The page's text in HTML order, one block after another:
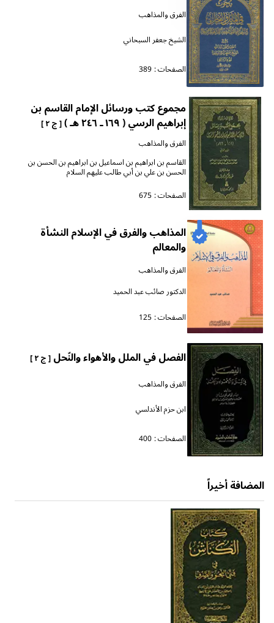
الفرق والمذاهب
الشيخ جعفر السبحاني
الصفحات : 389
مجموع كتب ورسائل الإمام القاسم بن
إبراهيم الرسي ( ١٦٩ ـ ٢٤٦ هـ ) [ ج ٢ ]
الفرق والمذاهب
القاسم بن ابراهيم بن اسماعيل بن ابراهيم بن الحسن بن
الحسن بن علي بن أبي طالب عليهم السلام
الصفحات : 675
المذاهب والفرق في الإسلام النشأة
والمعالم
الفرق والمذاهب
الدكتور صائب عبد الحميد
الصفحات : 125
الفصل في الملل والأهواء والنّحل[ ج ٢ ]
الفرق والمذاهب
ابن حزم الأندلسي
الصفحات : 400
المضافة أخيراً